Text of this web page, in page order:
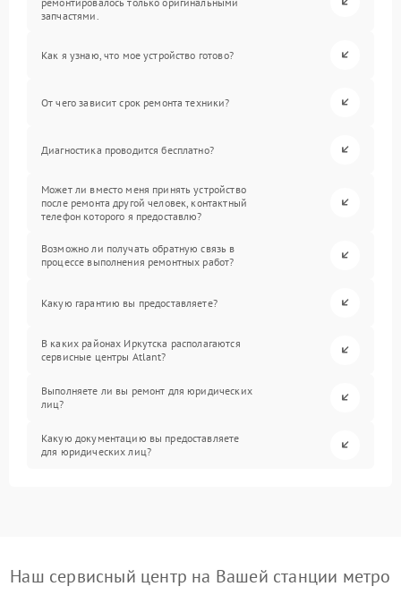
запчастями.
Как я узнаю, что мое устройство готово?
От чего зависит срок ремонта техники?
Диагностика проводится бесплатно?
Может ли вместо меня принять устройство
после ремонта другой человек, контактный
телефон которого я предоставлю?
Возможно ли получать обратную связь в
процессе выполнения ремонтных работ?
Какую гарантию вы предоставляете?
В каких районах Иркутска располагаются
сервисные центры Atlant?
Выполняете ли вы ремонт для юридических
лиц?
Какую документацию вы предоставляете
для юридических лиц?
Наш сервисный центр на Вашей станции метро